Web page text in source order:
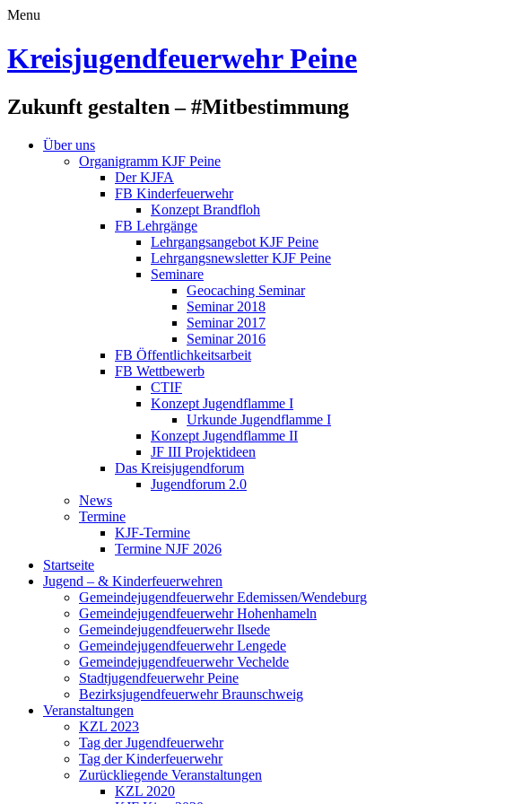
Menu
Kreisjugendfeuerwehr Peine
Zukunft gestalten – #Mitbestimmung
Über uns
Organigramm KJF Peine
Der KJFA
FB Kinderfeuerwehr
Konzept Brandfloh
FB Lehrgänge
Lehrgangsangebot KJF Peine
Lehrgangsnewsletter KJF Peine
Seminare
Geocaching Seminar
Seminar 2018
Seminar 2017
Seminar 2016
FB Öffentlichkeitsarbeit
FB Wettbewerb
CTIF
Konzept Jugendflamme I
Urkunde Jugendflamme I
Konzept Jugendflamme II
JF III Projektideen
Das Kreisjugendforum
Jugendforum 2.0
News
Termine
KJF-Termine
Termine NJF 2026
Startseite
Jugend – & Kinderfeuerwehren
Gemeindejugendfeuerwehr Edemissen/Wendeburg
Gemeindejugendfeuerwehr Hohenhameln
Gemeindejugendfeuerwehr Ilsede
Gemeindejugendfeuerwehr Lengede
Gemeindejugendfeuerwehr Vechelde
Stadtjugendfeuerwehr Peine
Bezirksjugendfeuerwehr Braunschweig
Veranstaltungen
KZL 2023
Tag der Jugendfeuerwehr
Tag der Kinderfeuerwehr
Zurückliegende Veranstaltungen
KZL 2020